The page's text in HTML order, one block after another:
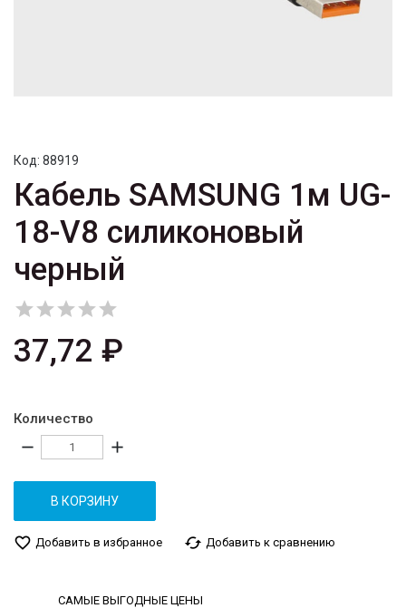
Код: 88919
Кабель SAMSUNG 1м UG-
18-V8 силиконовый
черный

37,72 ₽
Количество
remove add
В КОРЗИНУ
favorite_border Добавить в избранное cached Добавить к сравнению
САМЫЕ ВЫГОДНЫЕ ЦЕНЫ